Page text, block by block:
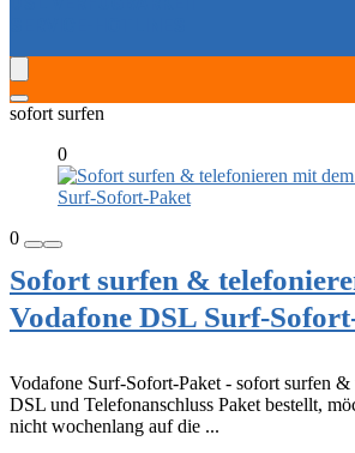
sofort surfen
0
0
Sofort surfen &
Vodafone DSL Surf-
Vodafone Surf-Sofort-Paket - sofort surfen &
DSL und Telefonanschluss Paket bestellt,
nicht wochenlang auf die ...